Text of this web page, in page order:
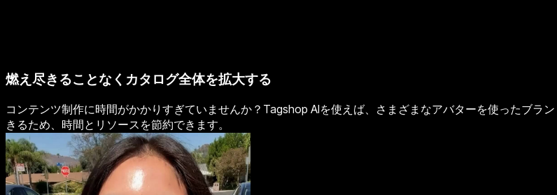
燃え尽きることなくカタログ全体を拡大する
コンテンツ制作に時間がかかりすぎていませんか？Tagshop AIを使えば、さまざまなアバターを使ったブラ
きるため、時間とリソースを節約できます。